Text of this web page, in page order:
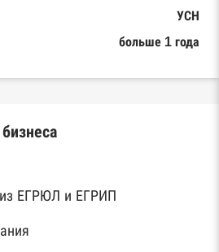
УСН
больше 1 года
ЕГРЮЛ и ЕГРИП